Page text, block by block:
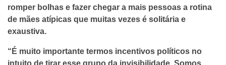
romper bolhas e fazer chegar a mais pessoas a rotina
de mães atípicas que muitas vezes é solitária e
exaustiva.
“É muito importante termos incentivos políticos no
intuito de tirar esse grupo da invisibilidade. Somos